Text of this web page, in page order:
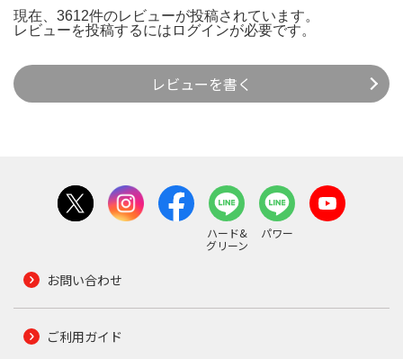
現在、3612件のレビューが投稿されています。
レビューを投稿するには ログインが必要です。
レビューを書く
ハード&
グリーン
パワー
お問い合わせ
ご利用ガイド